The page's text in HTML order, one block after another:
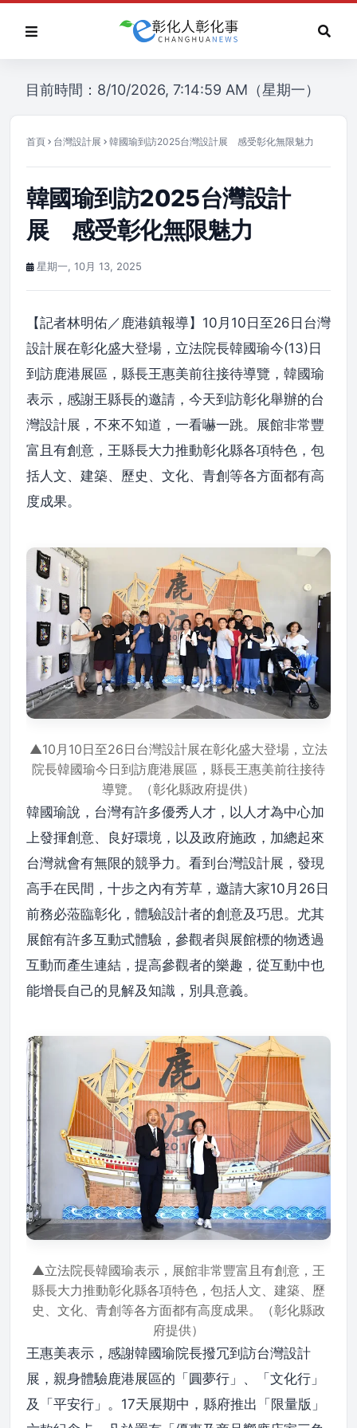
目前時間：8/10/2026, 7:14:59 AM（星期一）
首頁 台灣設計展 韓國瑜到訪2025台灣設計展 感受彰化無限魅力
韓國瑜到訪2025台灣設計
展 感受彰化無限魅力
星期一, 10月 13, 2025
【記者林明佑／鹿港鎮報導】10月10日至26日台灣
設計展在彰化盛大登場，立法院長韓國瑜今(13)日
到訪鹿港展區，縣長王惠美前往接待導覽，韓國瑜
表示，感謝王縣長的邀請，今天到訪彰化舉辦的台
灣設計展，不來不知道，一看嚇一跳。展館非常豐
富且有創意，王縣長大力推動彰化縣各項特色，包
括人文、建築、歷史、文化、青創等各方面都有高
度成果。
▲10月10日至26日台灣設計展在彰化盛大登場，立法
院長韓國瑜今日到訪鹿港展區，縣長王惠美前往接待
導覽。（彰化縣政府提供）
韓國瑜說，台灣有許多優秀人才，以人才為中心加
上發揮創意、良好環境，以及政府施政，加總起來
台灣就會有無限的競爭力。看到台灣設計展，發現
高手在民間，十步之內有芳草，邀請大家10月26日
前務必蒞臨彰化，體驗設計者的創意及巧思。尤其
展館有許多互動式體驗，參觀者與展館標的物透過
互動而產生連結，提高參觀者的樂趣，從互動中也
能增長自己的見解及知識，別具意義。
▲立法院長韓國瑜表示，展館非常豐富且有創意，王
縣長大力推動彰化縣各項特色，包括人文、建築、歷
史、文化、青創等各方面都有高度成果。（彰化縣政
府提供）
王惠美表示，感謝韓國瑜院長撥冗到訪台灣設計
展，親身體驗鹿港展區的「圓夢行」、「文化行」
及「平安行」。17天展期中，縣府推出「限量版」